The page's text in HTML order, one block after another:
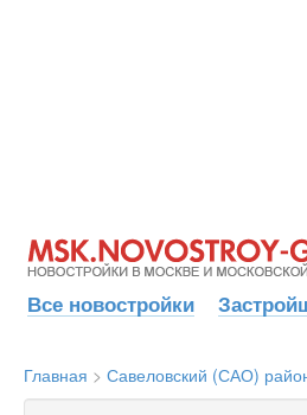
Все новостройки
Главная > Савеловский (САО)